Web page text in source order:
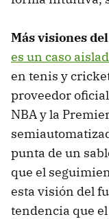
Más visiones
es un caso
en tenis y
proveedor
NBA y la
punta de un
que el
esta visión del
tendencia que